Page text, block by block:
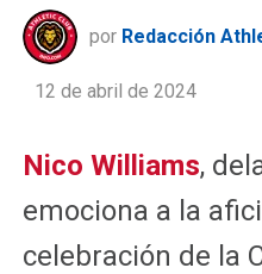
por Redacción
12 de abril de 2024
Nico Williams,
emociona a la
celebración de la